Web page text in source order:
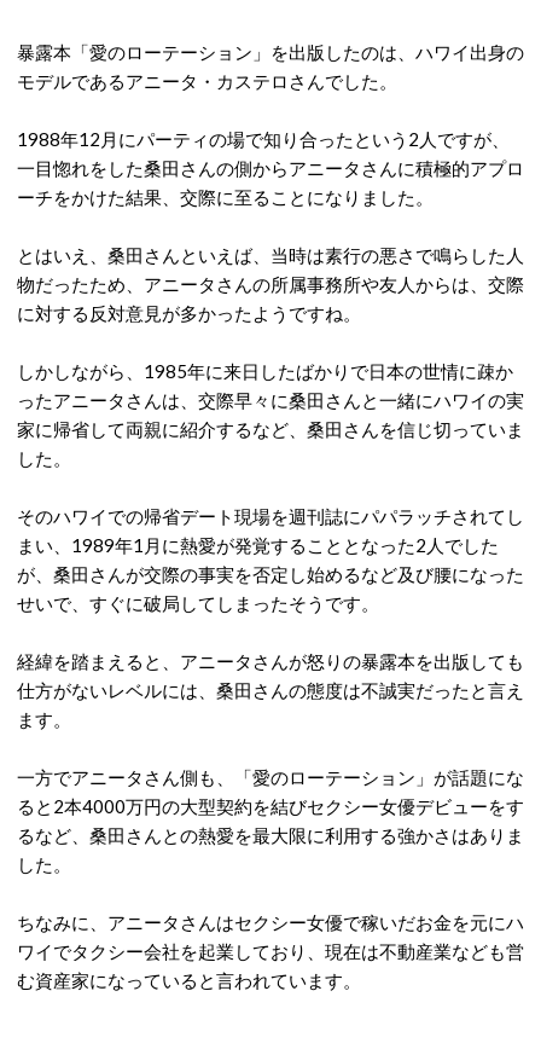
暴露本「愛のローテーション」を出版したのは、ハワイ出身の
モデルであるアニータ・カステロさんでした。
1988年12月にパーティの場で知り合ったという2人ですが、
一目惚れをした桑田さんの側からアニータさんに積極的アプロ
ーチをかけた結果、交際に至ることになりました。
とはいえ、桑田さんといえば、当時は素行の悪さで鳴らした人
物だったため、アニータさんの所属事務所や友人からは、交際
に対する反対意見が多かったようですね。
しかしながら、1985年に来日したばかりで日本の世情に疎か
ったアニータさんは、交際早々に桑田さんと一緒にハワイの実
家に帰省して両親に紹介するなど、桑田さんを信じ切っていま
した。
そのハワイでの帰省デート現場を週刊誌にパパラッチされてし
まい、1989年1月に熱愛が発覚することとなった2人でした
が、桑田さんが交際の事実を否定し始めるなど及び腰になった
せいで、すぐに破局してしまったそうです。
経緯を踏まえると、アニータさんが怒りの暴露本を出版しても
仕方がないレベルには、桑田さんの態度は不誠実だったと言え
ます。
一方でアニータさん側も、「愛のローテーション」が話題にな
ると2本4000万円の大型契約を結びセクシー女優デビューをす
るなど、桑田さんとの熱愛を最大限に利用する強かさはありま
した。
ちなみに、アニータさんはセクシー女優で稼いだお金を元にハ
ワイでタクシー会社を起業しており、現在は不動産業なども営
む資産家になっていると言われています。